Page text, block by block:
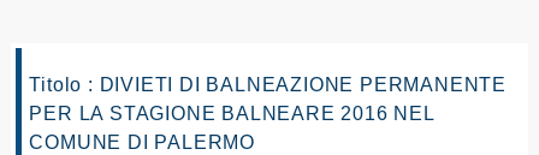
dataset
Titolo : DIVIETI DI BALNEAZIONE PERMANENTE
PER LA STAGIONE BALNEARE 2016 NEL
COMUNE DI PALERMO